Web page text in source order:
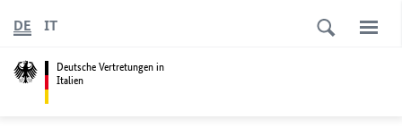
Deutsche Vertretungen in
Italien
DE IT